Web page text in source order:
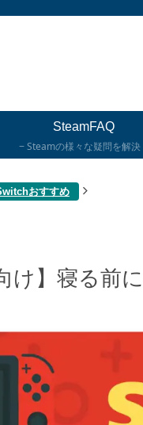
SteamFAQ
Steamの様々な疑問を解決
おすすめ
け】寝る前